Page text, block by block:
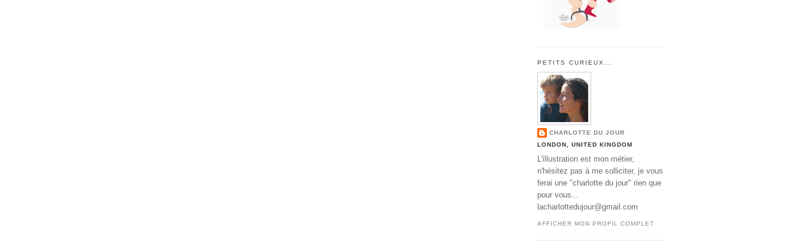
PETITS CURIEUX...
CHARLOTTE DU JOUR
LONDON, UNITED KINGDOM
L'illustration est mon métier,
n'hésitez pas à me solliciter, je vous
ferai une "charlotte du jour" rien que
pour vous...
lacharlottedujour@gmail.com
AFFICHER MON PROFIL COMPLET